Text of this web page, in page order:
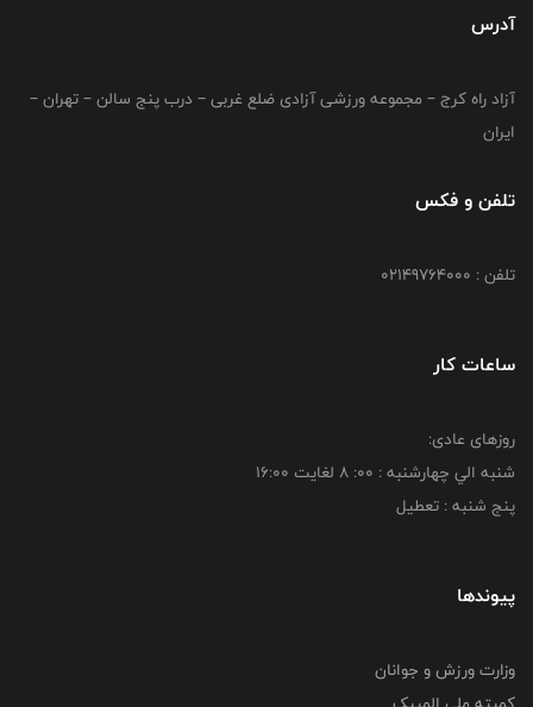
آدرس
آزاد راه کرج – مجموعه ورزشی آزادی ضلع غربی – درب پنج سالن – تهران –
ایران
تلفن و فکس
تلفن : 02149764000
ساعات کار
روزهای عادی:
شنبه الي چهارشنبه : 00: 8 لغايت 16:00
پنج شنبه : تعطیل
پیوندها
وزارت ورزش و جوانان